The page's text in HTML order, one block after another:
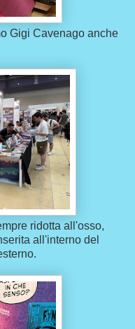
Gigi Cavenago anche
ridotta all'osso,
all'interno del